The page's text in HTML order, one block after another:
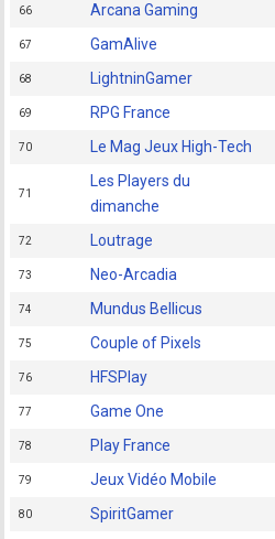
66 Arcana Gaming
67 GamAlive
68 LightninGamer
69 RPG France
70 Le Mag Jeux High-Tech
71
Les Players du
dimanche
72 Loutrage
73 Neo-Arcadia
74 Mundus Bellicus
75 Couple of Pixels
76 HFSPlay
77 Game One
78 Play France
79 Jeux Vidéo Mobile
80 SpiritGamer